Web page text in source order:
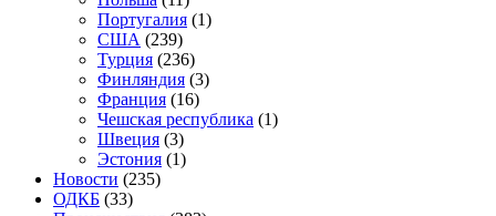
Португалия (1)
США (239)
Турция (236)
Финляндия (3)
Франция (16)
Чешская республика (1)
Швеция (3)
Эстония (1)
Новости (235)
ОДКБ (33)